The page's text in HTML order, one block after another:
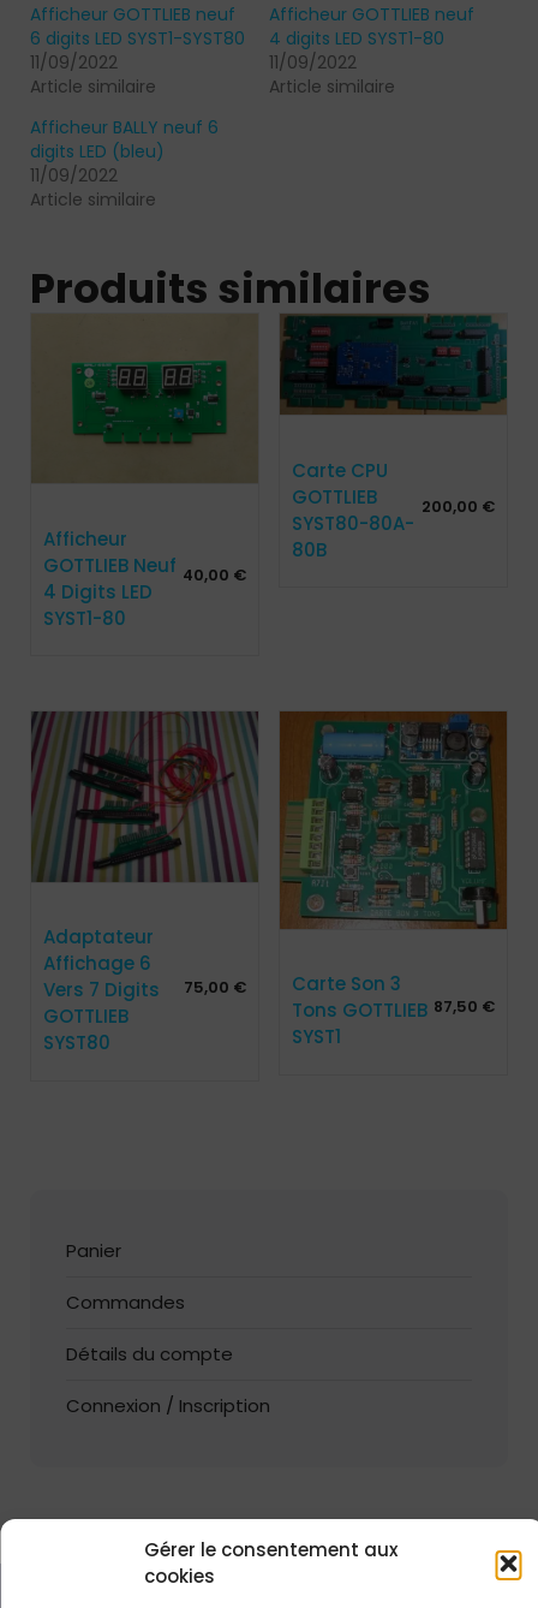
Gérer le consentement aux
cookies
Afficheur GOTTLIEB neuf
6 digits LED SYST1-SYST80
11/09/2022
Article similaire
Afficheur GOTTLIEB neuf
4 digits LED SYST1-80
11/09/2022
Article similaire
Afficheur BALLY neuf 6
digits LED (bleu)
11/09/2022
Article similaire
Produits similaires
Afficheur
GOTTLIEB Neuf
4 Digits LED
SYST1-80
40,00 €
Carte CPU
GOTTLIEB
SYST80-80A-
80B
200,00 €
Adaptateur
Affichage 6
Vers 7 Digits
GOTTLIEB
SYST80
75,00 €
Carte Son 3
Tons GOTTLIEB
SYST1
87,50 €
Panier
Commandes
Détails du compte
Connexion / Inscription